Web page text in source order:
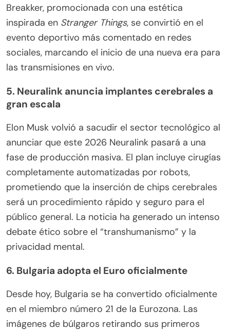
Breakker, promocionada con una estética
inspirada en Stranger Things, se convirtió en el
evento deportivo más comentado en redes
sociales, marcando el inicio de una nueva era para
las transmisiones en vivo.
5. Neuralink anuncia implantes cerebrales a
gran escala
Elon Musk volvió a sacudir el sector tecnológico al
anunciar que este 2026 Neuralink pasará a una
fase de producción masiva. El plan incluye cirugías
completamente automatizadas por robots,
prometiendo que la inserción de chips cerebrales
será un procedimiento rápido y seguro para el
público general. La noticia ha generado un intenso
debate ético sobre el “transhumanismo” y la
privacidad mental.
6. Bulgaria adopta el Euro oficialmente
Desde hoy, Bulgaria se ha convertido oficialmente
en el miembro número 21 de la Eurozona. Las
imágenes de búlgaros retirando sus primeros